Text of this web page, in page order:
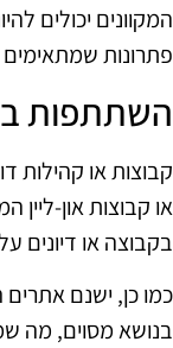
המקוונים יכולים
פתרונות
השתתפות
קבוצות או קהילות
או קבוצות און-
בקבוצה או דיונים
כמו כן, ישנם
בנושא מסוים, מה